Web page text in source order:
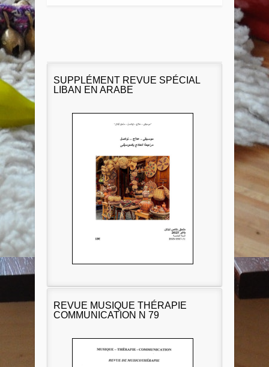
SUPPLÉMENT REVUE SPÉCIAL
LIBAN EN ARABE
REVUE MUSIQUE THÉRAPIE
COMMUNICATION N 79